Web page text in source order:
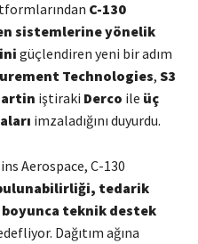
C-130
sistemlerine yönelik
güçlendiren yeni bir adım
Technologies, S3
iştiraki Derco ile üç
imzaladığını duyurdu.
Aerospace, C-130
tedarik
teknik destek
Dağıtım ağına